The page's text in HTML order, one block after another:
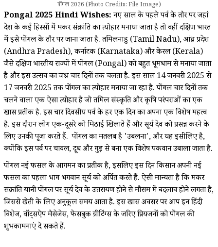
पोंगल 2026 (Photo Credits: File Image)
Pongal 2025 Hindi Wishes:नए साल के पहले पर्व के तौर पर जहां
देश के कई हिस्सों में मकर संक्रांति का त्योहार मनाया जाता है तो वहीं दक्षिण भारत
में इसे पोंगल के तौर पर जाना जाता है. तमिलनाडु (Tamil Nadu), आंध्र प्रदेश
(Andhra Pradesh), कर्नाटक (Karnataka) और केरल (Kerala)
जैसे दक्षिण भारतीय राज्यों में पोंगल (Pongal) को बहुत धूमधाम से मनाया जाता
है और इस उत्सव का जश्न चार दिनों तक चलता है. इस साल 14 जनवरी 2025 से
17 जनवरी 2025 तक पोंगल का त्योहार मनाया जा रहा है. पोंगल चार दिनों तक
चलने वाला एक ऐसा त्योहार है जो तमिल संस्कृति और कृषि परंपराओं का एक
खास प्रतीक है. इस चार दिवसीय पर्व के हर एक दिन का अपना एक विशेष महत्व
है. इस दौरान लोग एक-दूसरे को मिठाई खिलाते हैं और सूर्य देव को प्रसन्न करने के
लिए उनकी पूजा करते हैं. पोंगल का मतलब है 'उबलना', और यह इसीलिए है,
क्योंकि इस पर्व पर चावल, दूध और गुड़ से बना एक विशेष पकवान उबाला जाता है.
पोंगल नई फसल के आगमन का प्रतीक है, इसलिए इस दिन किसान अपनी नई
फसल का पहला भाग भगवान सूर्य को अर्पित करते हैं. ऐसी मान्यता है कि मकर
संक्रांति यानी पोंगल पर सूर्य देव के उत्तरायण होने से मौसम में बदलाव होने लगता है,
जिससे खेती के लिए अनुकूल समय आता है. इस खास अवसर पर आप इन हिंदी
विशेज, वॉट्सऐप मैसेजेस, फेसबुक ग्रीटिंग्स के जरिए प्रियजनों को पोंगल की
शुभकामनाएं दे सकते हैं.